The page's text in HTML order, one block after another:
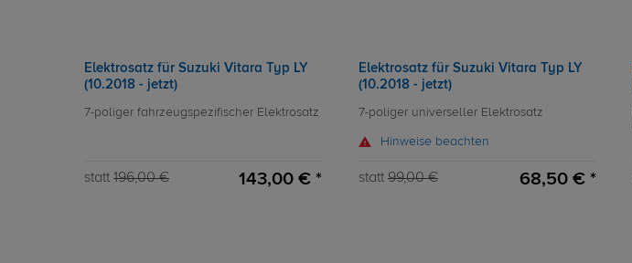
Elektrosatz für Suzuki Vitara Typ LY
(10.2018 - jetzt)
7-poliger fahrzeugspezifischer Elektrosatz
statt 196,00 € 143,00 € *
Elektrosatz für Suzuki Vitara Typ LY
(10.2018 - jetzt)
7-poliger universeller Elektrosatz
Hinweise beachten
statt 99,00 € 68,50 € *